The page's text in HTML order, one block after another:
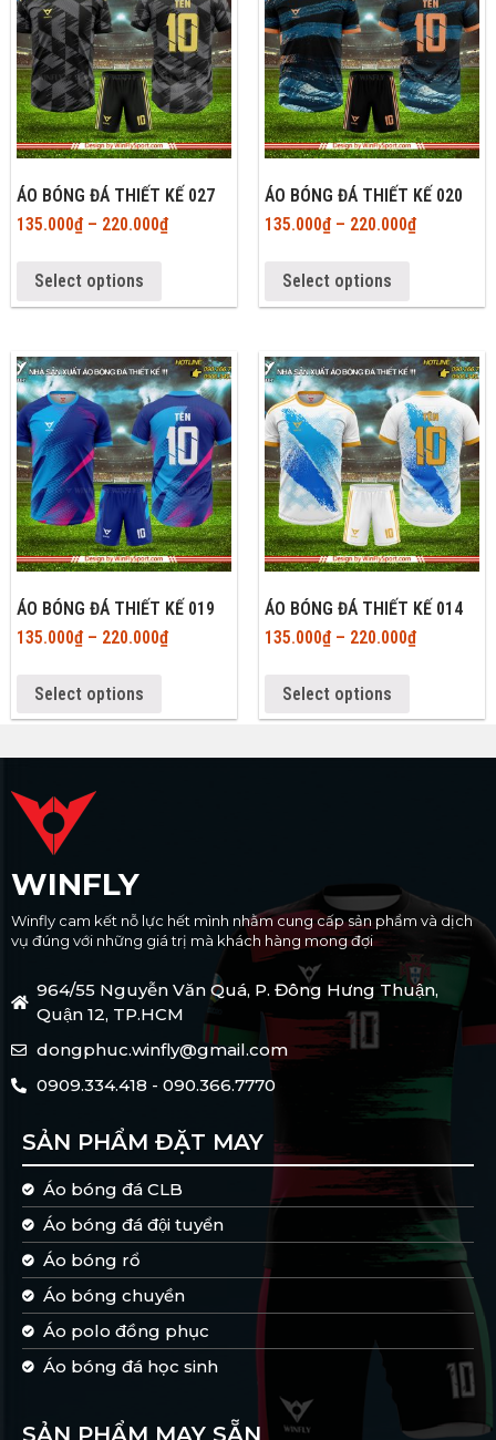
ÁO BÓNG ĐÁ THIẾT KẾ 027
135.000₫– 220.000₫
Select options
ÁO BÓNG ĐÁ THIẾT KẾ 020
135.000₫– 220.000₫
Select options
ÁO BÓNG ĐÁ THIẾT KẾ 019
135.000₫– 220.000₫
Select options
ÁO BÓNG ĐÁ THIẾT KẾ 014
135.000₫– 220.000₫
Select options
WINFLY
Winfly cam kết nỗ lực hết mình nhằm cung cấp sản phẩm và dịch
vụ đúng với những giá trị mà khách hàng mong đợi
964/55 Nguyễn Văn Quá, P. Đông Hưng Thuận,
Quận 12, TP.HCM
dongphuc.winfly@gmail.com
0909.334.418 - 090.366.7770
SẢN PHẨM ĐẶT MAY
Áo bóng đá CLB
Áo bóng đá đội tuyển
Áo bóng rổ
Áo bóng chuyền
Áo polo đồng phục
Áo bóng đá học sinh
SẢN PHẨM MAY SẴN